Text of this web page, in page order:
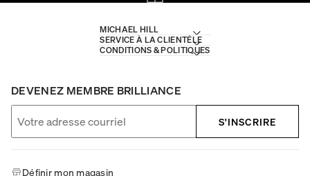
MICHAEL HILL
SERVICE À LA CLIENTÈLE
CONDITIONS & POLITIQUES
DEVENEZ MEMBRE BRILLIANCE
S'INSCRIRE
Définir mon magasin